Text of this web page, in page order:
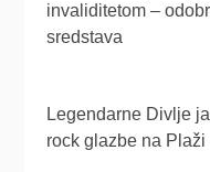
invaliditetom –
sredstava
Legendarne Divlje
rock glazbe na Plaži